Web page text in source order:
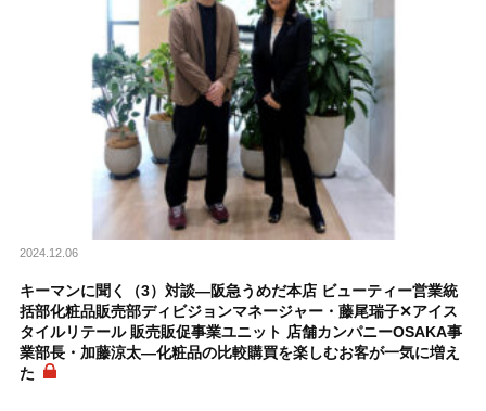
2024.12.06
キーマンに聞く（3）対談―阪急うめだ本店 ビューティー営業統
括部化粧品販売部ディビジョンマネージャー・藤尾瑞子✕アイス
タイルリテール 販売販促事業ユニット 店舗カンパニーOSAKA事
業部長・加藤涼太―化粧品の比較購買を楽しむお客が一気に増え
た